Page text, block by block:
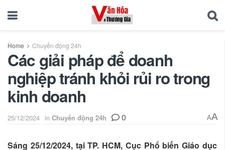
Home Chuyển động 24h
Các giải pháp để doanh
nghiệp tránh khỏi rủi ro trong
kinh doanh
25/12/2024 in Chuyển động 24h 0 AA
Sáng 25/12/2024, tại TP. HCM, Cục Phổ biến Giáo dục